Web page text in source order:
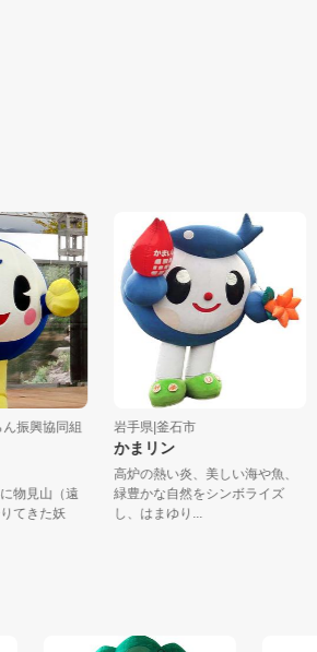
らん振興協同組
年に物見山（遠
降りてきた妖
岩手県|釜石市
かまリン
高炉の熱い炎、美しい海や魚、
緑豊かな自然をシンボライズ
し、はまゆり...